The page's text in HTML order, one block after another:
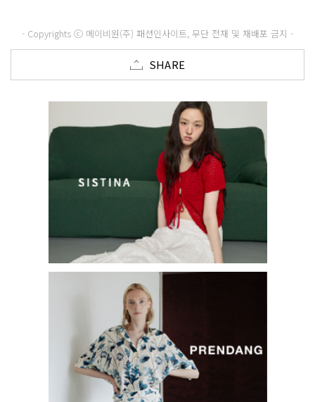
- Copyrights ⓒ 메이비원(주) 패션인사이트, 무단 전재 및 재배포 금지 -
SHARE